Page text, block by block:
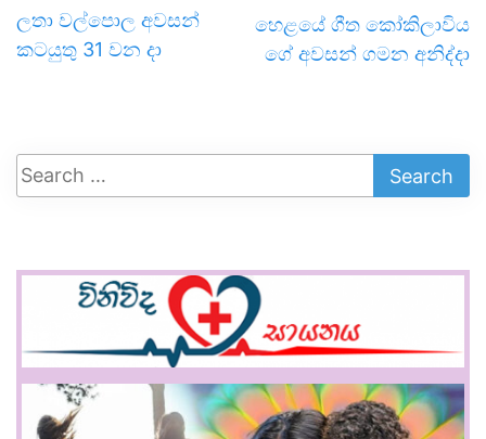
ලතා වල්පොල අවසන්
කටයුතු 31 වන දා
හෙළයේ ගීත කෝකිලාවිය
ගේ අවසන් ගමන අනිද්දා